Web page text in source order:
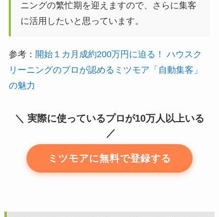
ニングの繁忙期を迎えますので、さらに集客
に活用したいと思っています。
参考： 開始１カ月成約200万円に迫る！ ハウスク
リーニングのプロが認めるミツモア「自動集客」
の魅力
実際に使っているプロが10万人以上いる
ミツモアに無料で登録する